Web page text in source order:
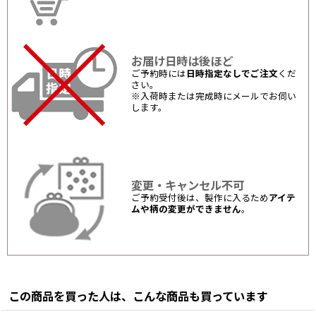
お届け日時は後ほど
ご予約時には 日時指定なしでご注文 くだ
さい。
※入荷時または完成時にメールでお伺い
します。
変更・キャンセル不可
ご予約受付後は、製作に入るため アイテ
ムや柄の変更ができません。
この商品を買った人は、こんな商品も買っています